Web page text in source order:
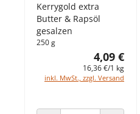
Kerrygold extra
Butter & Rapsöl
gesalzen
250 g
4,09 €
16,36 €/1 kg
inkl. MwSt., zzgl. Versand